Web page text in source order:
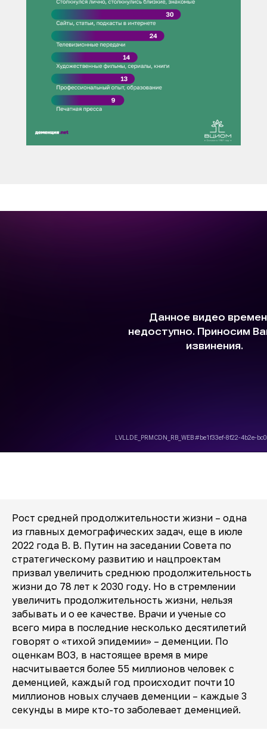
Рост средней продолжительности жизни – одна
из главных демографических задач, еще в июле
2022 года В. В. Путин на заседании Совета по
стратегическому развитию и нацпроектам
призвал увеличить среднюю продолжительность
жизни до 78 лет к 2030 году. Но в стремлении
увеличить продолжительность жизни, нельзя
забывать и о ее качестве. Врачи и ученые со
всего мира в последние несколько десятилетий
говорят о «тихой эпидемии» – деменции. По
оценкам ВОЗ, в настоящее время в мире
насчитывается более 55 миллионов человек с
деменцией, каждый год происходит почти 10
миллионов новых случаев деменции – каждые 3
секунды в мире кто-то заболевает деменцией.